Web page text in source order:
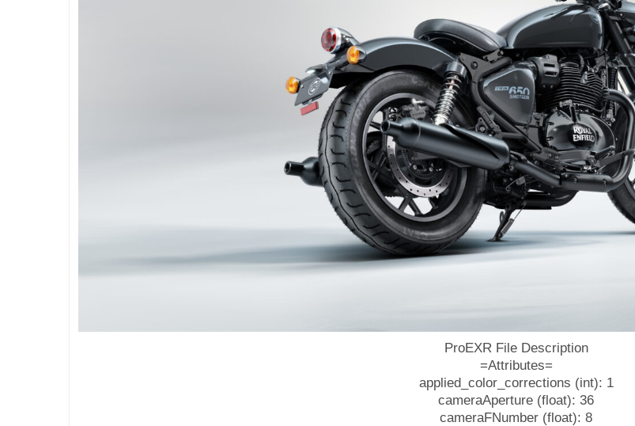
ProEXR File Description
=Attributes=
applied_color_corrections (int): 1
cameraAperture (float): 36
cameraFNumber (float): 8